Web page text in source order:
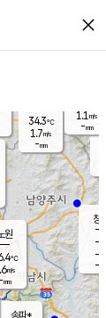
close
34.3℃
1.7m/s
-mm
창
-
-m/
-
1.1 m/s
-mm
원
℃
m/s
-mm
송파*